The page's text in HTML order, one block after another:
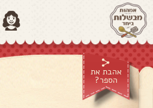
אהבת את
הספר?